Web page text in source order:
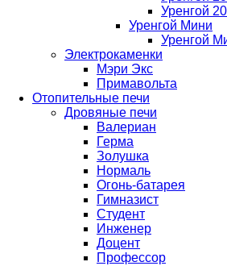
Уренгой
Уренгой Мини
Уренгой
Электрокаменки
Мэри Экс
Примавольта
Отопительные печи
Дровяные печи
Валериан
Герма
Золушка
Нормаль
Огонь-батарея
Гимназист
Студент
Инженер
Доцент
Профессор